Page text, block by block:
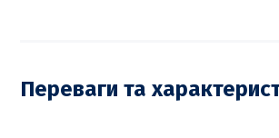
Переваги та